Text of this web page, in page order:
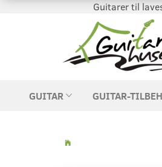
Guitarer til laveste
GUITAR GUITAR-